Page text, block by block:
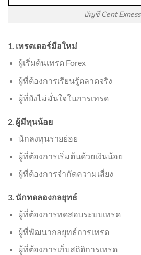
บัญชี Cent Exness
1. เทรดเดอร์มือใหม่
ผู้เริ่มต้นเทรด Forex
ผู้ที่ต้องการเรียนรู้ตลาดจริง
ผู้ที่ยังไม่มั่นใจในการเทรด
2. ผู้มีทุนน้อย
นักลงทุนรายย่อย
ผู้ที่ต้องการเริ่มต้นด้วยเงินน้อย
ผู้ที่ต้องการจำกัดความเสี่ยง
3. นักทดลองกลยุทธ์
ผู้ที่ต้องการทดสอบระบบเทรด
ผู้ที่พัฒนากลยุทธ์การเทรด
ผู้ที่ต้องการเก็บสถิติการเทรด